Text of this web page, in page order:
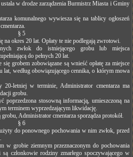
w drodze zarządzenia Burmistrz Miasta i Gminy
komunalnego wywiesza się na tablicy ogłoszeń
§ 5
na okres 20 lat. Opłaty te nie podlegają zwrotowi.
zwłok do istniejącego grobu lub miejsca
do pełnych 20 lat.
grobem zobowiązane są wnieść opłatę za miejsce
lat, według obowiązującego cennika, o którym mowa
20-letniej w terminie, Administrator cmentarza ma
grobu.
poprzedzona stosowną informacją, umieszczoną na
terminem wyprzedzającym likwidację.
Administrator cmentarza sporządza protokół.
§ 6
do ponownego pochowania w nim zwłok, przed
w grobie ziemnym przeznaczonym do pochowania
członkowie rodziny zmarłego spoczywającego w